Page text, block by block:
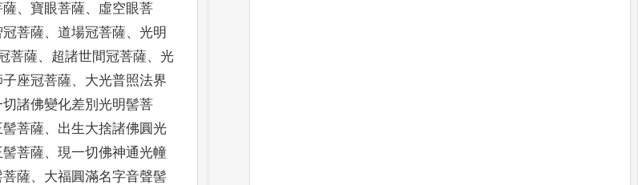
薩、 寶眼菩薩、 虛空眼菩
菩薩、 道場冠菩薩、 光明
菩薩、 超諸世間冠菩薩、光
座冠菩薩、 大光普照法界
切諸佛變化差別光明髻菩
髻菩薩、 出生大捨諸佛圓光
髻菩薩、 現一切佛神通光幢
菩薩、 大福圓滿名字音聲髻